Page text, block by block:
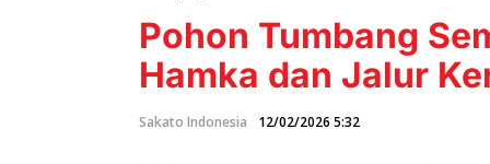
h
o
n
T
m
Pohon Tumbang
Hamka dan Jalur
Sakato Indonesia 12/02/2026 5:32